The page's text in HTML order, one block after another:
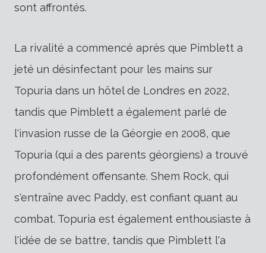
sont affrontés.
La rivalité a commencé après que Pimblett a
jeté un désinfectant pour les mains sur
Topuria dans un hôtel de Londres en 2022,
tandis que Pimblett a également parlé de
l'invasion russe de la Géorgie en 2008, que
Topuria (qui a des parents géorgiens) a trouvé
profondément offensante. Shem Rock, qui
s'entraîne avec Paddy, est confiant quant au
combat. Topuria est également enthousiaste à
l'idée de se battre, tandis que Pimblett l'a